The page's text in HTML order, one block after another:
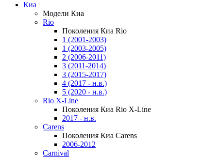
Киа
Модели Киа
Rio
Поколения Киа Rio
1 (2001-2003)
1 (2003-2005)
2 (2006-2011)
3 (2011-2014)
3 (2015-2017)
4 (2017 - н.в.)
5 (2020 - н.в.)
Rio X-Line
Поколения Киа Rio X-Line
2017 - н.в.
Carens
Поколения Киа Carens
2006-2012
Carnival